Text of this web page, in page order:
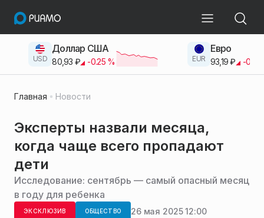
USD
Доллар США
80,93 ₽ -0.25% EUR
Евро
93,19 ₽ -0.42
Главная Новости
Эксперты назвали месяца,
когда чаще всего пропадают
дети
Исследование: сентябрь — самый опасный месяц
в году для ребенка
ЭКСКЛЮЗИВ ОБЩЕСТВО 26 мая 2025 12:00